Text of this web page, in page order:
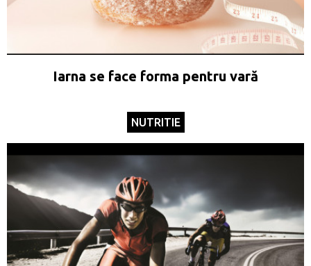
Iarna se face forma pentru vară
NUTRITIE